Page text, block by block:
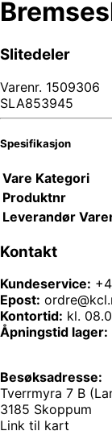
Slitedeler
Varenr. 1509306
SLA853945
Spesifikasjon
Vare Kategori
Produktnr
Leverandør
Kontakt
Kundeservice:
Epost:
Kontortid: kl.
Åpningstid lager:
Besøksadresse:
Tverrmyra 7 B
3185 Skoppum
Link til kart